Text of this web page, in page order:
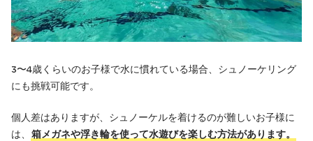
3〜4歳くらいのお子様で水に慣れている場合、シュノーケリング
にも挑戦可能です。
個人差はありますが、シュノーケルを着けるのが難しいお子様に
は、 箱メガネや浮き輪を使って水遊びを楽しむ方法があります。